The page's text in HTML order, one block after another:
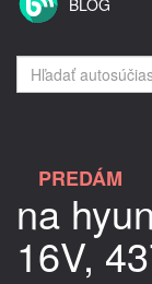
PREDÁM
na
16V,